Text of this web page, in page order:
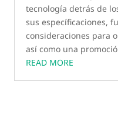
tecnología detrás de
sus específicaciones,
consideraciones para
así como una
READ MORE